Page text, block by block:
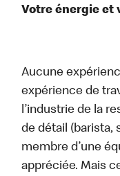
Votre énergie et
Aucune
expérience de
l’industrie de la
de détail (barista,
membre d’une
appréciée. Mais